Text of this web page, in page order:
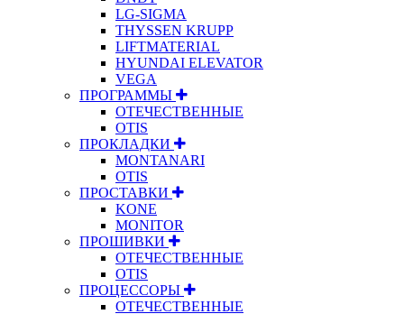
LG-SIGMA
THYSSEN KRUPP
LIFTMATERIAL
HYUNDAI ELEVATOR
VEGA
ПРОГРАММЫ
ОТЕЧЕСТВЕННЫЕ
OTIS
ПРОКЛАДКИ
MONTANARI
OTIS
ПРОСТАВКИ
KONE
MONITOR
ПРОШИВКИ
ОТЕЧЕСТВЕННЫЕ
OTIS
ПРОЦЕССОРЫ
ОТЕЧЕСТВЕННЫЕ